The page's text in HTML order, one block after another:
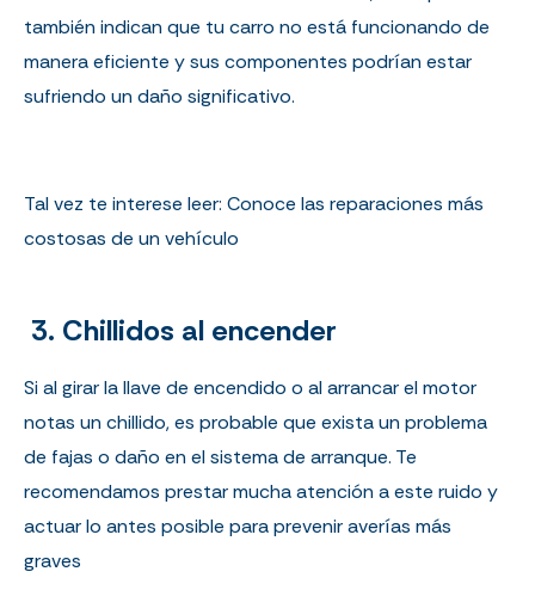
también indican que tu carro no está funcionando de
manera eficiente y sus componentes podrían estar
sufriendo un daño significativo.
Tal vez te interese leer: Conoce las reparaciones más
costosas de un vehículo
3. Chillidos al encender
Si al girar la llave de encendido o al arrancar el motor
notas un chillido, es probable que exista un problema
de fajas o daño en el sistema de arranque. Te
recomendamos prestar mucha atención a este ruido y
actuar lo antes posible para prevenir averías más
graves